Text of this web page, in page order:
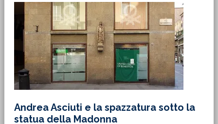
Andrea Asciuti e la spazzatura sotto la
statua della Madonna